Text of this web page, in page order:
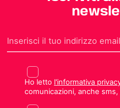
Ho letto l'informativa
comunicazioni, anche